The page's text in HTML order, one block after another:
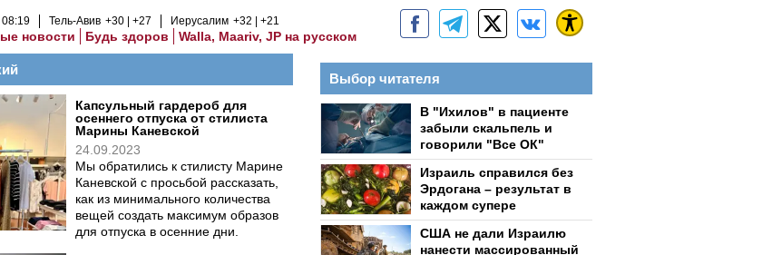
08:19 Тель-Авив +30 +27 Иерусалим +32 +21
новости Будь здоров Walla, Maariv, JP на русском
Капсульный гардероб для
осеннего отпуска от стилиста
Марины Каневской
24.09.2023
Мы обратились к стилисту Марине
Каневской с просьбой рассказать,
как из минимального количества
вещей создать максимум образов
для отпуска в осенние дни.
Выбор читателя
В "Ихилов" в пациенте
забыли скальпель и
говорили "Все ОК"
Израиль справился без
Эрдогана – результат в
каждом супере
США не дали Израилю
нанести массированный